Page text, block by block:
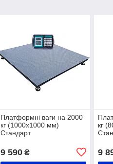
Платформні ваги на 2000
кг (1000х1000 мм)
Стандарт
9 590₴
кг
9